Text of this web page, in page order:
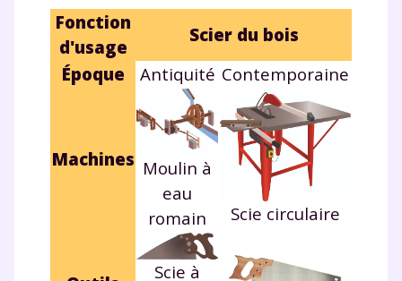
Fonction
d'usage
Scier du bois
Époque
Antiquité Contemporaine
Machines Moulin à
eau
romain
Scie circulaire
Scie à